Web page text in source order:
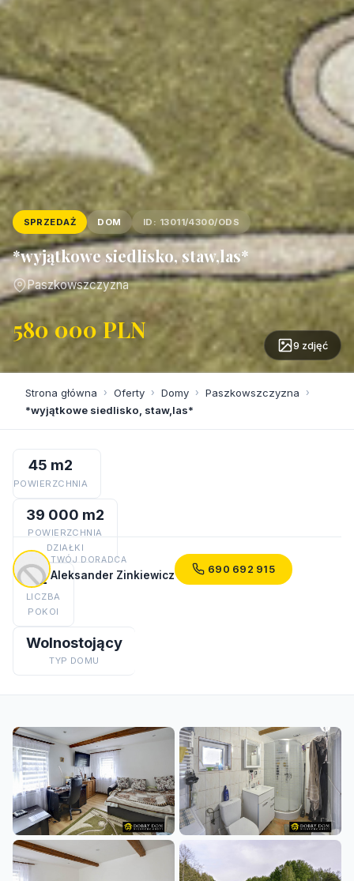
SPRZEDAŻ DOM ID: 13011/4300/ODS
*wyjątkowe siedlisko, staw,las*
Paszkowszczyzna
580 000 PLN
9 zdjęć
Strona główna › Oferty › Domy › Paszkowszczyzna ›
*wyjątkowe siedlisko, staw,las*
45 m2
POWIERZCHNIA
39 000 m2
POWIERZCHNIA
DZIAŁKI
2
LICZBA
POKOI
Wolnostojący
TYP DOMU
TWÓJ DORADCA
Aleksander Zinkiewicz 690 692 915